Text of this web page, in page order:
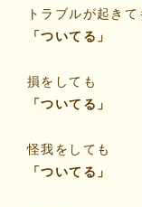
トラブルが起きて
「ついてる」
損をしても
「ついてる」
怪我をしても
「ついてる」